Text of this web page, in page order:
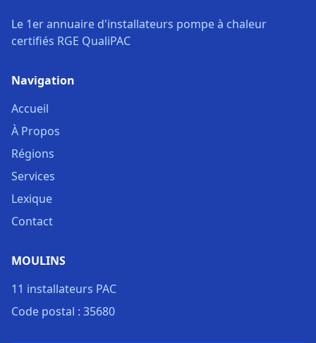
Le 1er annuaire d'installateurs pompe à chaleur
certifiés RGE QualiPAC
Navigation
Accueil
À Propos
Régions
Services
Lexique
Contact
MOULINS
11 installateurs PAC
Code postal : 35680